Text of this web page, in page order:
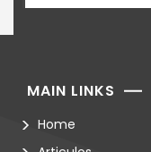
MAIN LINKS
Home